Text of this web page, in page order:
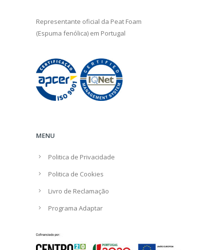
Representante oficial da Peat Foam
(Espuma fenólica) em Portugal
MENU
Politica de Privacidade
Politica de Cookies
Livro de Reclamação
Programa Adaptar